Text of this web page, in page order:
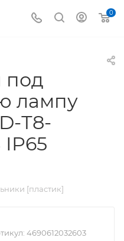
0
под
лампу
Т8-
IP65
[пластик]
4690612032603